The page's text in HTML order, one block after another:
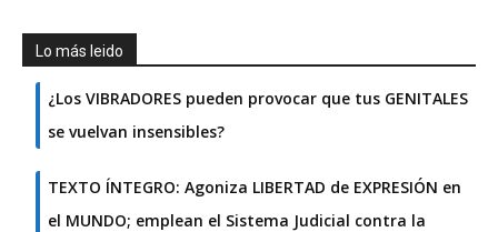
Lo más leido
¿Los VIBRADORES pueden provocar que tus GENITALES
se vuelvan insensibles?
TEXTO ÍNTEGRO: Agoniza LIBERTAD de EXPRESIÓN en
el MUNDO; emplean el Sistema Judicial contra la